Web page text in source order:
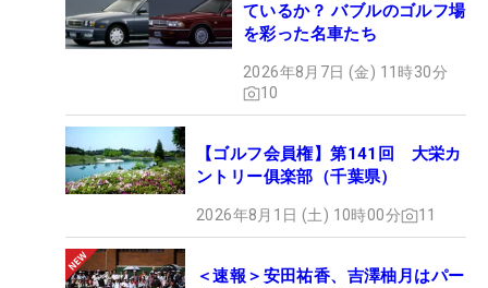
ているか？ バブルのゴルフ場
を彩った名車たち
2026年8月7日 (金) 11時30分
10
【ゴルフ会員権】第141回 大栄カ
ントリー俱楽部（千葉県）
2026年8月1日 (土) 10時00分 11
＜速報＞安田祐香、吉澤柚月はパー